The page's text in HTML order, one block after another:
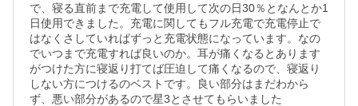
で、寝る直前まで充電して使用して次の日30％となんとか1
日使用できました。充電に関してもフル充電で充電停止で
はなくさしていればずっと充電状態になっています。なの
でいつまで充電すれば良いのか。耳が痛くなるとあります
がつけた方に寝返り打てば圧迫して痛くなるので、寝返り
しない方につけるのベストです。良い部分はまだわから
ず、悪い部分があるので星3とさせてもらいました